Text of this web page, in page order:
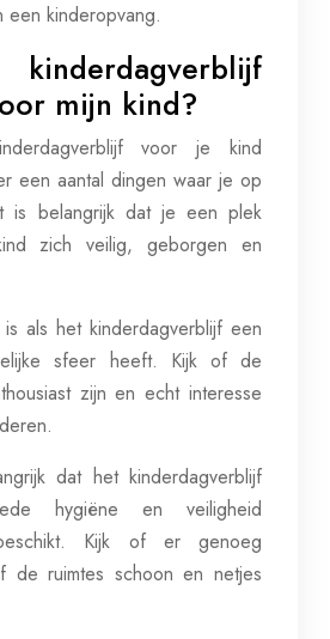
een kinderopvang.
mijn kind?
voor je kind
een aantal dingen waar je op
is belangrijk dat je een plek
zich veilig, geborgen en
als het kinderdagverblijf een
sfeer heeft. Kijk of de
zijn en echt interesse
dat het kinderdagverblijf
hygiëne en veiligheid
Kijk of er genoeg
de ruimtes schoon en netjes